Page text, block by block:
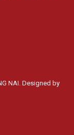
NAI. Designed by